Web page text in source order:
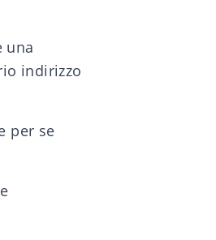
una
indirizzo
per se